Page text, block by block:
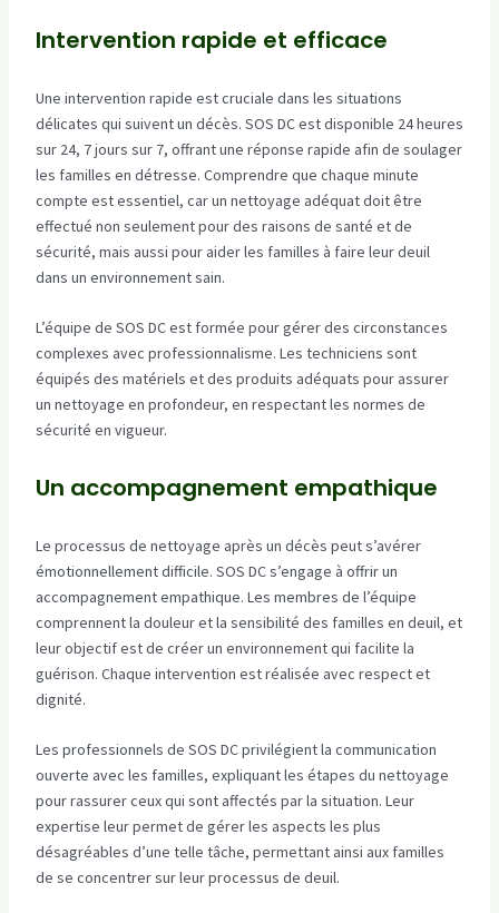
Intervention rapide et efficace
Une intervention rapide est cruciale dans les situations
délicates qui suivent un décès. SOS DC est disponible 24 heures
sur 24, 7 jours sur 7, offrant une réponse rapide afin de soulager
les familles en détresse. Comprendre que chaque minute
compte est essentiel, car un nettoyage adéquat doit être
effectué non seulement pour des raisons de santé et de
sécurité, mais aussi pour aider les familles à faire leur deuil
dans un environnement sain.
L’équipe de SOS DC est formée pour gérer des circonstances
complexes avec professionnalisme. Les techniciens sont
équipés des matériels et des produits adéquats pour assurer
un nettoyage en profondeur, en respectant les normes de
sécurité en vigueur.
Un accompagnement empathique
Le processus de nettoyage après un décès peut s’avérer
émotionnellement difficile. SOS DC s’engage à offrir un
accompagnement empathique. Les membres de l’équipe
comprennent la douleur et la sensibilité des familles en deuil, et
leur objectif est de créer un environnement qui facilite la
guérison. Chaque intervention est réalisée avec respect et
dignité.
Les professionnels de SOS DC privilégient la communication
ouverte avec les familles, expliquant les étapes du nettoyage
pour rassurer ceux qui sont affectés par la situation. Leur
expertise leur permet de gérer les aspects les plus
désagréables d’une telle tâche, permettant ainsi aux familles
de se concentrer sur leur processus de deuil.